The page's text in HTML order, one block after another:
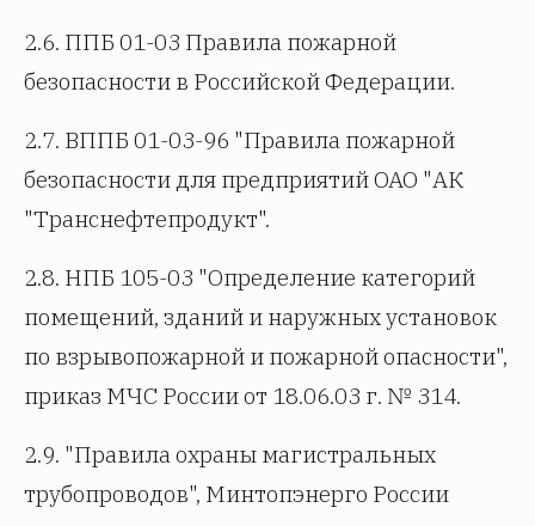
2.6. ППБ 01-03 Правила пожарной
безопасности в Российской Федерации.
2.7. ВППБ 01-03-96 "Правила пожарной
безопасности для предприятий ОАО "АК
"Транснефтепродукт".
2.8. НПБ 105-03 "Определение категорий
помещений, зданий и наружных установок
по взрывопожарной и пожарной опасности",
приказ МЧС России от 18.06.03 г. № 314.
2.9. "Правила охраны магистральных
трубопроводов", Минтопэнерго России